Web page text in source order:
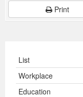
Print
List
Workplace
Education